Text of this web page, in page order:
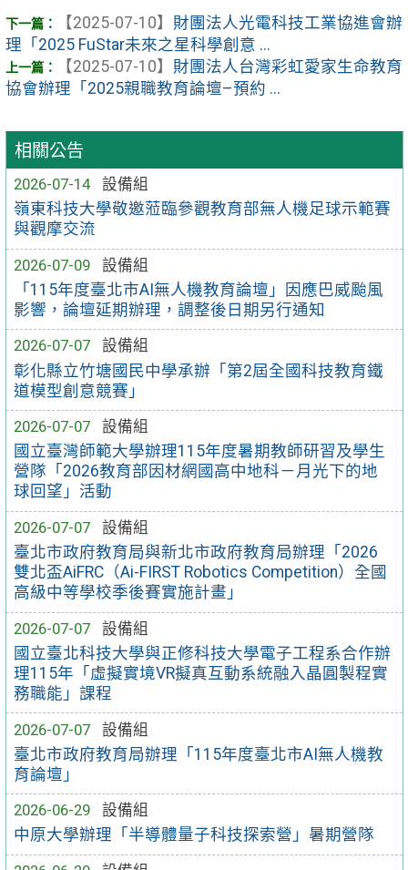
相關公告
2026-07-14
設備組
嶺東科技大學敬邀蒞臨參觀教育部無人機足球示範賽
與觀摩交流
2026-07-09
設備組
「115年度臺北市AI無人機教育論壇」因應巴威颱風
影響，論壇延期辦理，調整後日期另行通知
2026-07-07
設備組
彰化縣立竹塘國民中學承辦「第2屆全國科技教育鐵
道模型創意競賽」
2026-07-07
設備組
國立臺灣師範大學辦理115年度暑期教師研習及學生
營隊「2026教育部因材網國高中地科－月光下的地
球回望」活動
2026-07-07
設備組
臺北市政府教育局與新北市政府教育局辦理「2026
雙北盃AiFRC（Ai-FIRST Robotics Competition）全國
高級中等學校季後賽實施計畫」
2026-07-07
設備組
國立臺北科技大學與正修科技大學電子工程系合作辦
理115年「虛擬實境VR擬真互動系統融入晶圓製程實
務職能」課程
2026-07-07
設備組
臺北市政府教育局辦理「115年度臺北市AI無人機教
育論壇」
2026-06-29
設備組
中原大學辦理「半導體量子科技探索營」暑期營隊
【2025-07-10】 財團法人光電科技工業協進會辦
理「2025 FuStar未來之星科學創意 ...
【2025-07-10】 財團法人台灣彩虹愛家生命教育
協會辦理「2025親職教育論壇–預約 ...